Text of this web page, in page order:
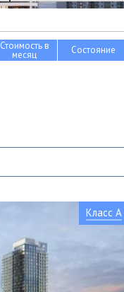
Стоимость в
месяц Состояние
Класс A